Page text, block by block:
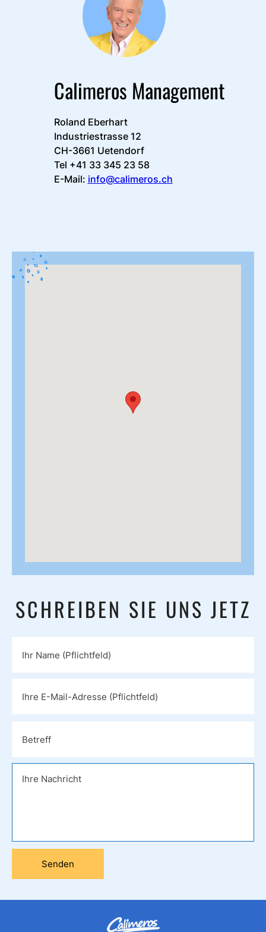
Calimeros Management
Roland Eberhart
Industriestrasse 12
CH-3661 Uetendorf
Tel +41 33 345 23 58
E-Mail: info@calimeros.ch
SCHREIBEN SIE UNS JETZ
lasse
Feld
leer.
dieses
leer.